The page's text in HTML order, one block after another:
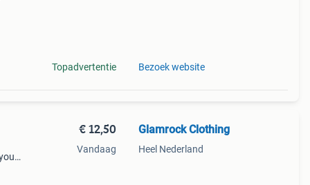
Topadvertentie Bezoek website
€ 12,50
Vandaag
Glamrock Clothing
Heel Nederland